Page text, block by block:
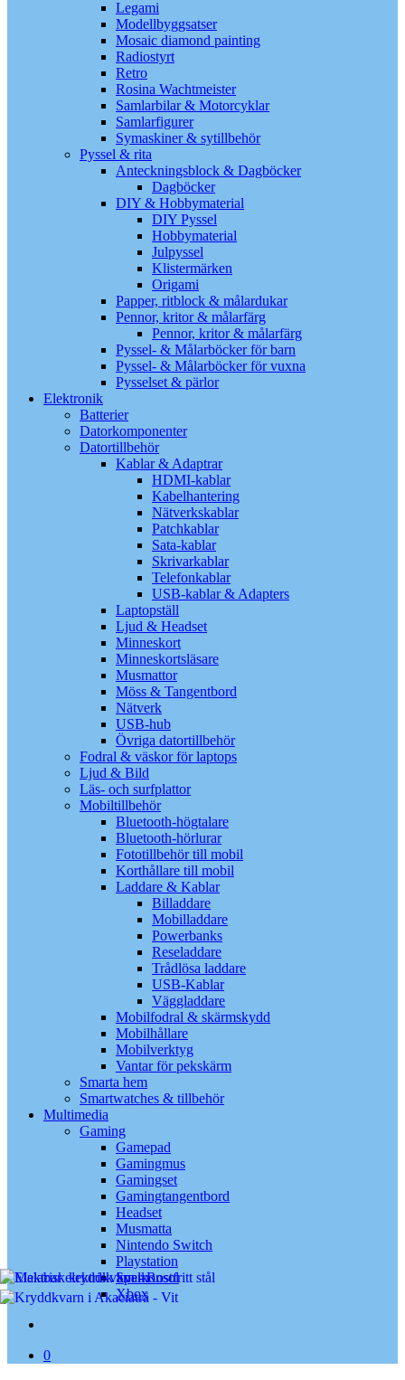
Legami
Modellbyggsatser
Mosaic diamond painting
Radiostyrt
Retro
Rosina Wachtmeister
Samlarbilar & Motorcyklar
Samlarfigurer
Symaskiner & sytillbehör
Pyssel & rita
Anteckningsblock & Dagböcker
Dagböcker
DIY & Hobbymaterial
DIY Pyssel
Hobbymaterial
Julpyssel
Klistermärken
Origami
Papper, ritblock & målardukar
Pennor, kritor & målarfärg
Pennor, kritor & målarfärg
Pyssel- & Målarböcker för barn
Pyssel- & Målarböcker för vuxna
Pysselset & pärlor
Elektronik
Batterier
Datorkomponenter
Datortillbehör
Kablar & Adaptrar
HDMI-kablar
Kabelhantering
Nätverkskablar
Patchkablar
Sata-kablar
Skrivarkablar
Telefonkablar
USB-kablar & Adapters
Laptopställ
Ljud & Headset
Minneskort
Minneskortsläsare
Musmattor
Möss & Tangentbord
Nätverk
USB-hub
Övriga datortillbehör
Fodral & väskor för laptops
Ljud & Bild
Läs- och surfplattor
Mobiltillbehör
Bluetooth-högtalare
Bluetooth-hörlurar
Fototillbehör till mobil
Korthållare till mobil
Laddare & Kablar
Billaddare
Mobilladdare
Powerbanks
Reseladdare
Trådlösa laddare
USB-Kablar
Väggladdare
Mobilfodral & skärmskydd
Mobilhållare
Mobilverktyg
Vantar för pekskärm
Smarta hem
Smartwatches & tillbehör
Multimedia
Gaming
Gamepad
Gamingmus
Gamingset
Gamingtangentbord
Headset
Musmatta
Nintendo Switch
Playstation
Spelkonsol
Xbox
0